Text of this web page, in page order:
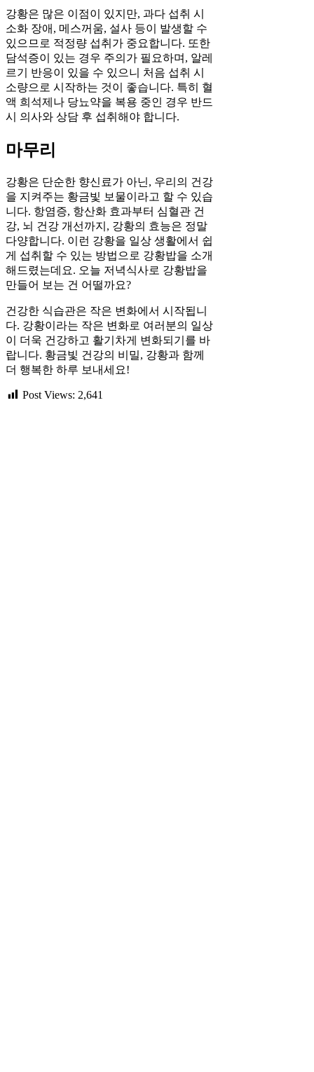
강황은 많은 이점이 있지만, 과다 섭취 시
소화 장애, 메스꺼움, 설사 등이 발생할 수
있으므로 적정량 섭취가 중요합니다. 또한
담석증이 있는 경우 주의가 필요하며, 알레
르기 반응이 있을 수 있으니 처음 섭취 시
소량으로 시작하는 것이 좋습니다. 특히 혈
액 희석제나 당뇨약을 복용 중인 경우 반드
시 의사와 상담 후 섭취해야 합니다.
마무리
강황은 단순한 향신료가 아닌, 우리의 건강
을 지켜주는 황금빛 보물이라고 할 수 있습
니다. 항염증, 항산화 효과부터 심혈관 건
강, 뇌 건강 개선까지, 강황의 효능은 정말
다양합니다. 이런 강황을 일상 생활에서 쉽
게 섭취할 수 있는 방법으로 강황밥을 소개
해드렸는데요. 오늘 저녁식사로 강황밥을
만들어 보는 건 어떨까요?
건강한 식습관은 작은 변화에서 시작됩니
다. 강황이라는 작은 변화로 여러분의 일상
이 더욱 건강하고 활기차게 변화되기를 바
랍니다. 황금빛 건강의 비밀, 강황과 함께
더 행복한 하루 보내세요!
Post Views: 2,641